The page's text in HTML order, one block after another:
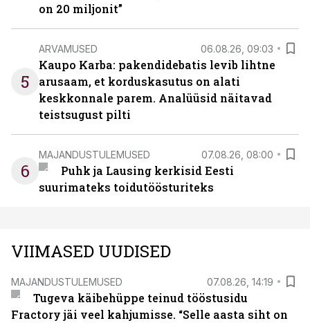
on 20 miljonit”
5
ARVAMUSED 06.08.26, 09:03
Kaupo Karba: pakendidebatis levib lihtne
arusaam, et korduskasutus on alati
keskkonnale parem. Analüüsid näitavad
teistsugust pilti
6
MAJANDUSTULEMUSED 07.08.26, 08:00
Puhk ja Lausing kerkisid Eesti
suurimateks toidutöösturiteks
VIIMASED UUDISED
MAJANDUSTULEMUSED 07.08.26, 14:19
Tugeva käibehüppe teinud tööstusidu
Fractory jäi veel kahjumisse. “Selle aasta siht on